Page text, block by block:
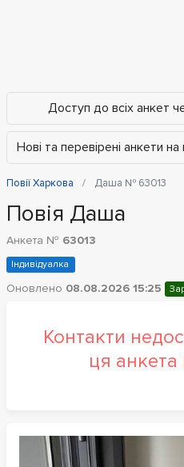
Доступ до всіх анкет
Нові та перевірені анкети
Повії Харкова Даша № 63013
Повія Даша
Анкета № 63013
Індивідуалка
Оновлено 08.08.2026 15:25
Контакти
ця